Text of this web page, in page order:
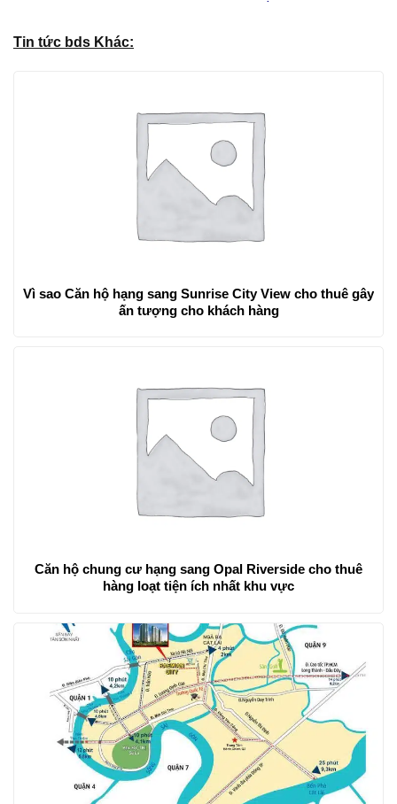
Tin tức bds Khác:
Vì sao Căn hộ hạng sang Sunrise City View cho thuê gây
ấn tượng cho khách hàng
Căn hộ chung cư hạng sang Opal Riverside cho thuê
hàng loạt tiện ích nhất khu vực